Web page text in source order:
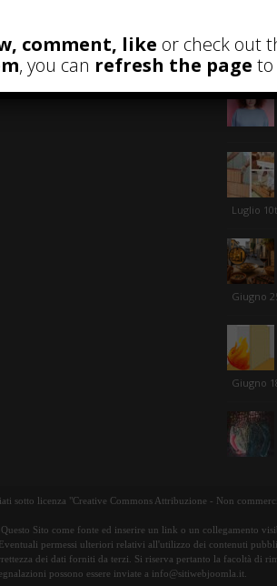
POST
Luglio
Giugno
Giugno
sotto licenza "Creative Commons Attribuzione - Non
Sito come fonte ed inserire un link o un collegamento
permessi ulteriori relativi all'utilizzo dei contenuti
dei dati forniti da terzi. Si riserva pertanto la facoltà di
possono essere inviate a info@sitiwebjoomla.it.
comment, like or check out
, you can refresh the page to